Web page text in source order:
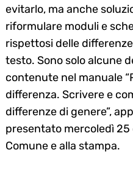
evitarlo, ma anche
riformulare moduli e
rispettosi delle
testo. Sono solo alcune
contenute nel manuale
differenza. Scrivere e
differenze di genere”,
presentato mercoledì
Comune e alla stampa.